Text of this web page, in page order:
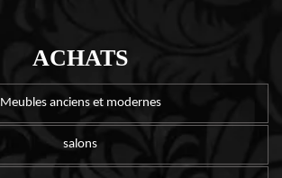
ACHATS
Meubles anciens et modernes
salons